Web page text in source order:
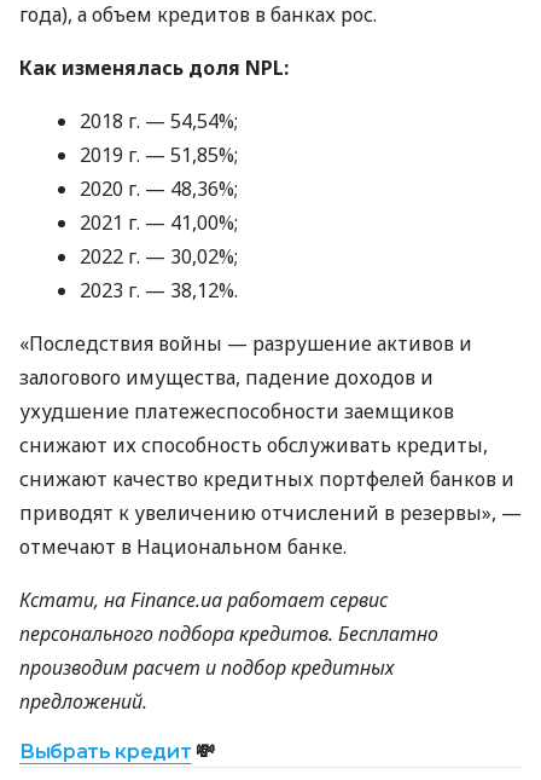
года), а объем кредитов в банках рос.
Как изменялась доля NPL:
2018 г. — 54,54%;
2019 г. — 51,85%;
2020 г. — 48,36%;
2021 г. — 41,00%;
2022 г. — 30,02%;
2023 г. — 38,12%.
«Последствия войны — разрушение активов и
залогового имущества, падение доходов и
ухудшение платежеспособности заемщиков
снижают их способность обслуживать кредиты,
снижают качество кредитных портфелей банков и
приводят к увеличению отчислений в резервы», —
отмечают в Национальном банке.
Кстати, на Finance.ua работает сервис
персонального подбора кредитов. Бесплатно
производим расчет и подбор кредитных
предложений.
Выбрать кредит 💸